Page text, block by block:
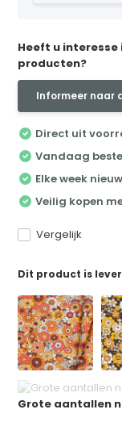
Heeft u
producten?
Informeer naar
Direct uit
Vandaag
Elke week
Veilig kopen
Vergelijk
Dit product is
Grote aantallen